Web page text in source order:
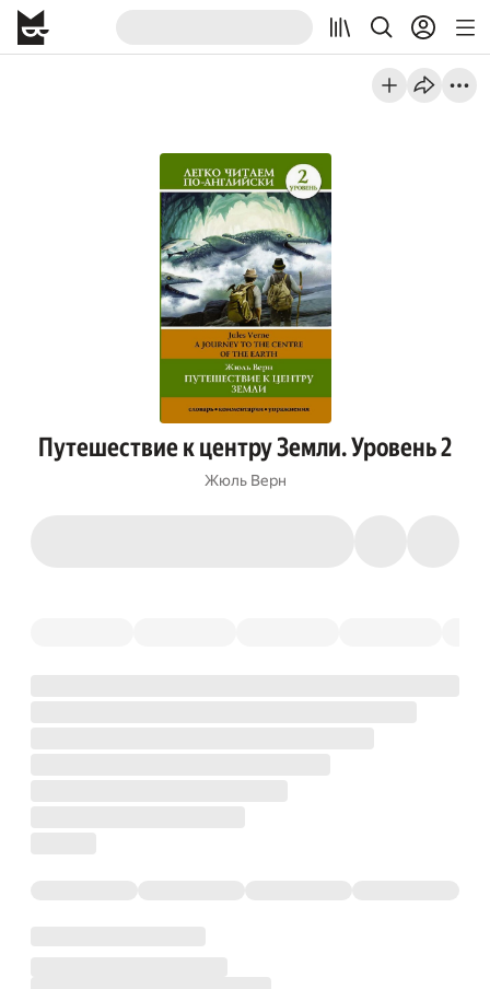
Путешествие к центру Земли. Уровень 2
Жюль Верн